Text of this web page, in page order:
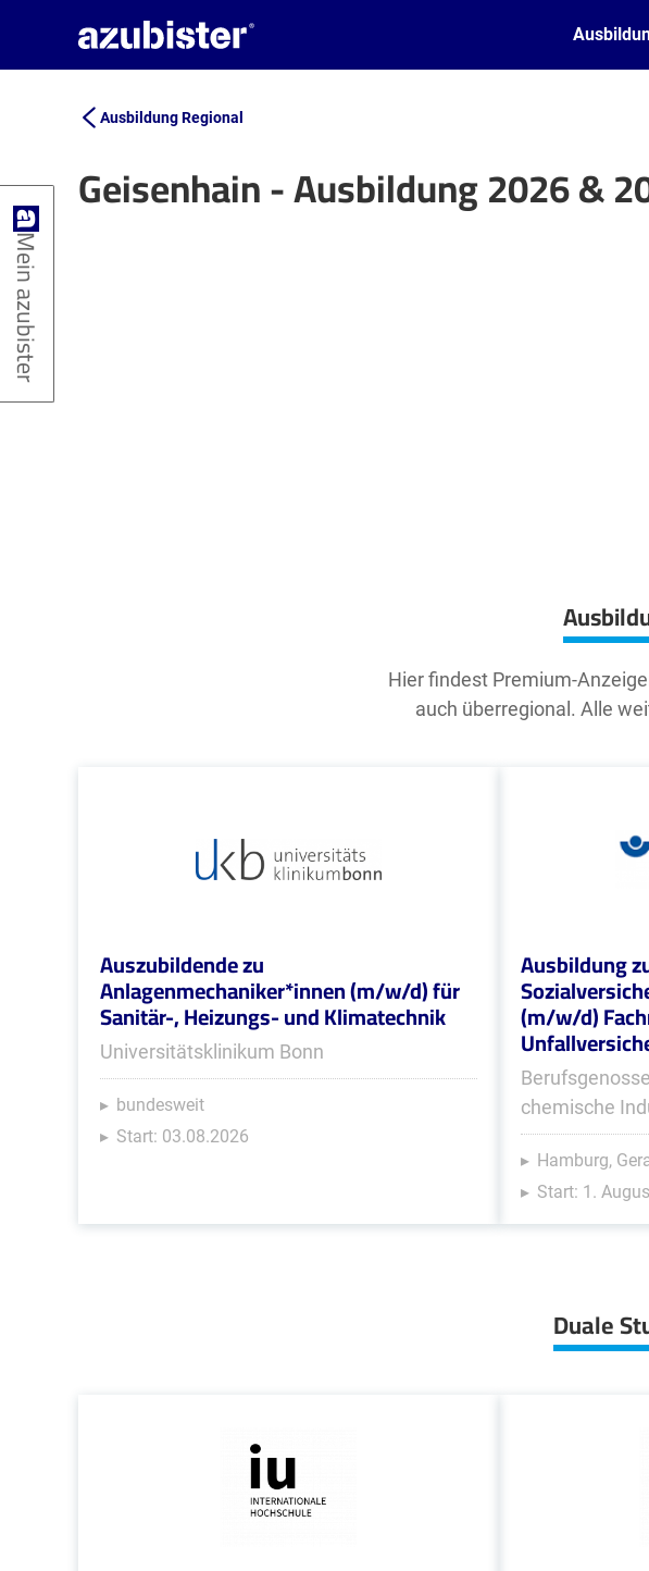
Ausbildung Regional
Geisenhain - Ausbildung 2026 &
Leaflet| ©OpenStreetMap2
Hier findest Premium-
auch überregional. Alle
Auszubildende zu
Anlagenmechaniker*innen (m/w/d) für
Sanitär-, Heizungs- und Klimatechnik
Universitätsklinikum Bonn
bundesweit
Start: 03.08.2026
Ausbildung
(m/w/d)
chemische
Hamburg,
Start: 1.
Duale
Mein azubister